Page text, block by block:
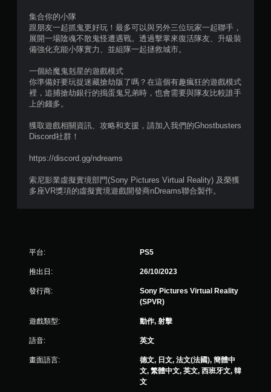
評
集合你的小隊
跟朋友一起抓鬼更好玩！最多可以與另外三位玩家一起聯手，
展開一場陰魂不散鬼怪遭遇戰。透過擊掌來復活隊友、升級裝
備強化充能小隊實力、並組隊一起拯救城市。
一個給魔鬼剋星的遊戲模式
你準備好要玩捉迷藏搶劫版了嗎？在這個有趣瘋狂的遊戲模式
裡，追捕搶劫銀行的搗蛋鬼兄弟時，也會需要與隊友比較誰手
上的錢多。
獲取遊戲相關資訊、攻略和支援，請加入我們的Ghostbusters
Discord社群！
https://discord.gg/ndreams
索尼影業虛擬實境部門(Sony Pictures Virtual Reality) 及榮獲
多座VR獎項的虛擬實境遊戲開發商nDreams聯合製作。
平台: PS5
推出日: 26/10/2023
發行商:
Sony Pictures Virtual Reality
(SPVR)
遊戲類型: 動作, 射擊
語音: 英文
畫面語言:
德文, 日文, 法文(法國), 簡體中
文, 繁體中文, 英文, 西班牙文, 韓
文